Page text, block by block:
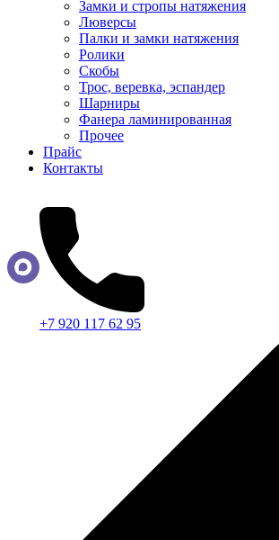
Замки и стропы натяжения
Люверсы
Палки и замки натяжения
Ролики
Скобы
Трос, веревка, эспандер
Шарниры
Фанера ламинированная
Прочее
Прайс
Контакты
+7 920 117 62 95